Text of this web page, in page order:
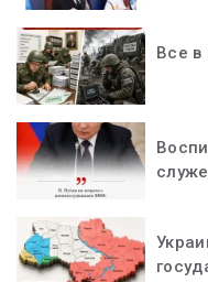
Все в